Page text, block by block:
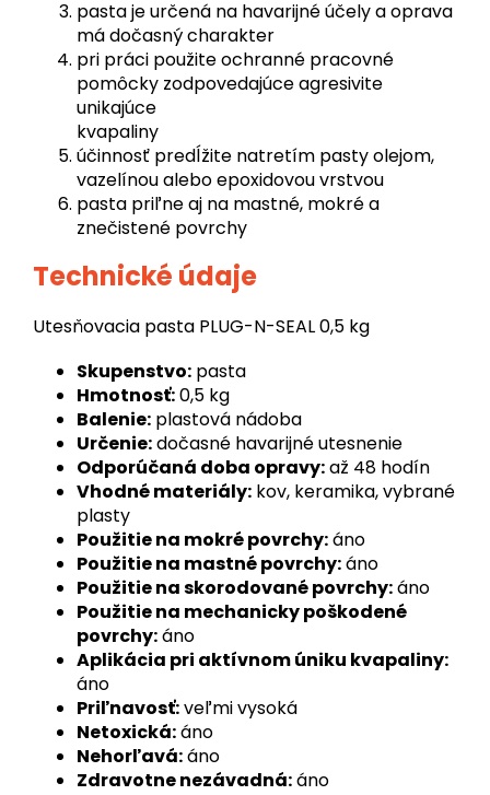
pasta je určená na havarijné účely a oprava
má dočasný charakter
pri práci použite ochranné pracovné
pomôcky zodpovedajúce agresivite
unikajúce
kvapaliny
účinnosť predĺžite natretím pasty olejom,
vazelínou alebo epoxidovou vrstvou
pasta priľne aj na mastné, mokré a
znečistené povrchy
Technické údaje
Utesňovacia pasta PLUG-N-SEAL 0,5 kg
Skupenstvo: pasta
Hmotnosť:0,5 kg
Balenie: plastová nádoba
Určenie:dočasné havarijné utesnenie
Odporúčaná doba opravy:až 48 hodín
Vhodné materiály: kov, keramika, vybrané
plasty
Použitie na mokré povrchy:áno
Použitie na mastné povrchy:áno
Použitie na skorodované povrchy:áno
Použitie na mechanicky poškodené
povrchy:áno
Aplikácia pri aktívnom úniku kvapaliny:
áno
Priľnavosť:veľmi vysoká
Netoxická:áno
Nehorľavá:áno
Zdravotne nezávadná:áno